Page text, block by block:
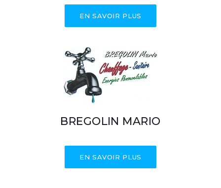
EN SAVOIR PLUS
BREGOLIN MARIO
EN SAVOIR PLUS